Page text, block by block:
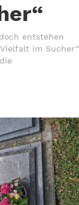
entstehen
im Sucher“